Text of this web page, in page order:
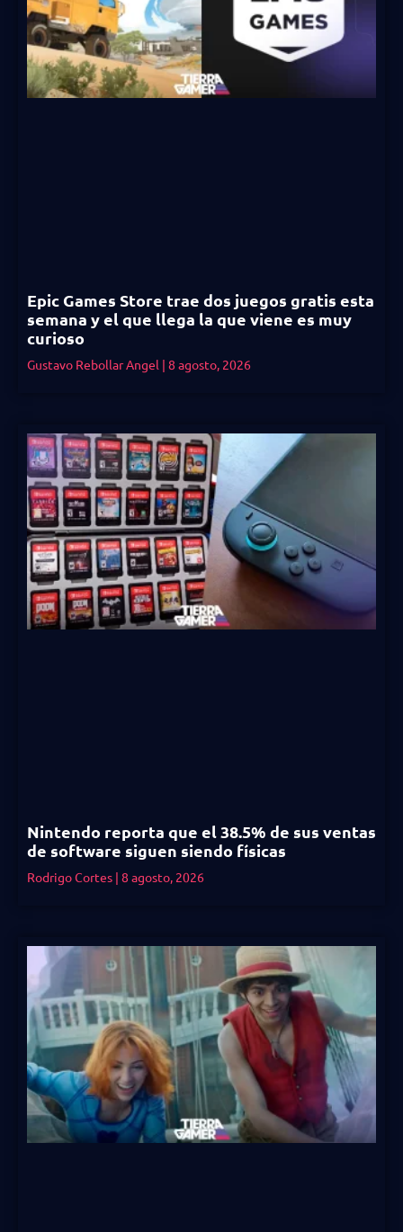
Epic Games Store trae dos juegos gratis esta
semana y el que llega la que viene es muy
curioso
Gustavo Rebollar Angel 8 agosto, 2026
Nintendo reporta que el 38.5% de sus ventas
de software siguen siendo físicas
Rodrigo Cortes 8 agosto, 2026